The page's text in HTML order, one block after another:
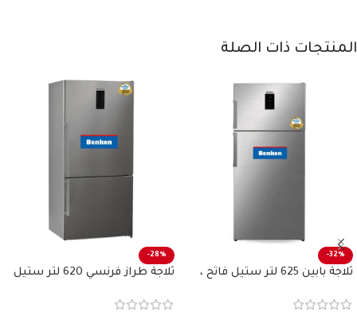
المنتجات ذات الصلة
-32%
ثلاجة بابين 625 لتر ستيل فاتح ،
-28%
ثلاجة طراز فرنسي 620 لتر ستيل